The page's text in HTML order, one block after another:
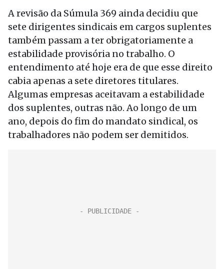
A revisão da Súmula 369 ainda decidiu que
sete dirigentes sindicais em cargos suplentes
também passam a ter obrigatoriamente a
estabilidade provisória no trabalho. O
entendimento até hoje era de que esse direito
cabia apenas a sete diretores titulares.
Algumas empresas aceitavam a estabilidade
dos suplentes, outras não. Ao longo de um
ano, depois do fim do mandato sindical, os
trabalhadores não podem ser demitidos.